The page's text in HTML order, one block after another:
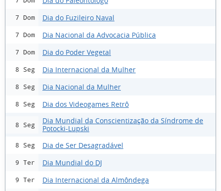
7 Dom Dia do Fuzileiro Naval
7 Dom Dia Nacional da Advocacia Pública
7 Dom Dia do Poder Vegetal
8 Seg Dia Internacional da Mulher
8 Seg Dia Nacional da Mulher
8 Seg Dia dos Videogames Retrô
8 Seg
Dia Mundial da Conscientização da Síndrome de
Potocki-Lupski
8 Seg Dia de Ser Desagradável
9 Ter Dia Mundial do DJ
9 Ter Dia Internacional da Almôndega